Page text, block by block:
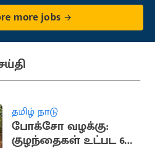
more jobs
தமிழ் நாடு
போக்சோ வழக்கு:
குழந்தைகள் உட்பட 6